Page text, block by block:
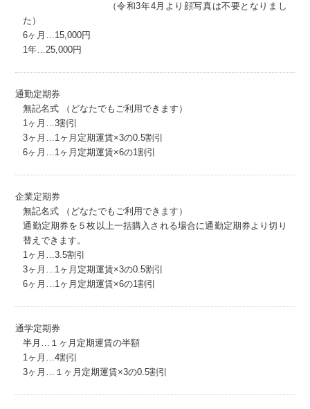
（令和3年4月より顔写真は不要となりまし
た）
6ヶ月…15,000円
1年…25,000円
通勤定期券
無記名式 （どなたでもご利用できます）
1ヶ月…3割引
3ヶ月…1ヶ月定期運賃×3の0.5割引
6ヶ月…1ヶ月定期運賃×6の1割引
企業定期券
無記名式 （どなたでもご利用できます）
通勤定期券を５枚以上一括購入される場合に通勤定期券より切り
替えできます。
1ヶ月…3.5割引
3ヶ月…1ヶ月定期運賃×3の0.5割引
6ヶ月…1ヶ月定期運賃×6の1割引
通学定期券
半月…１ヶ月定期運賃の半額
1ヶ月…4割引
3ヶ月…１ヶ月定期運賃×3の0.5割引